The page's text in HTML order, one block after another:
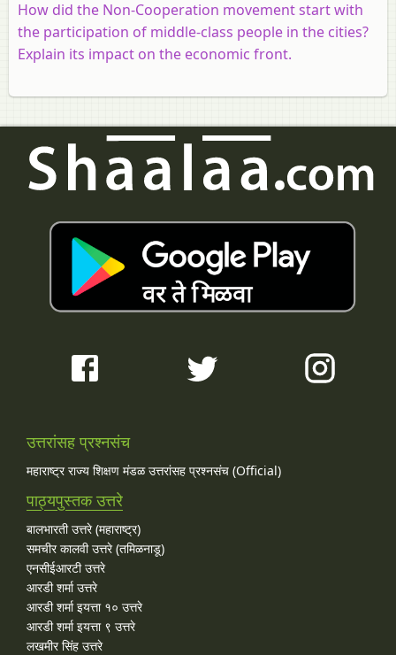
How did the Non-Cooperation movement start with
the participation of middle-class people in the cities?
Explain its impact on the economic front.
उत्तरांसह प्रश्नसंच
महाराष्ट्र राज्य शिक्षण मंडळ उत्तरांसह प्रश्नसंच (Official)
पाठ्यपुस्तक उत्तरे
बालभारती उत्तरे (महाराष्ट्र)
समचीर कालवी उत्तरे (तमिळनाडू)
एनसीईआरटी उत्तरे
आरडी शर्मा उत्तरे
आरडी शर्मा इयत्ता १० उत्तरे
आरडी शर्मा इयत्ता ९ उत्तरे
लखमीर सिंह उत्तरे